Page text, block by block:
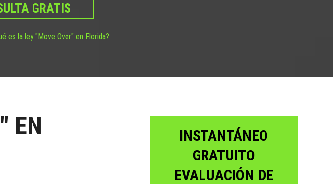
GRATIS
es la ley "Move Over" en Florida?
EN
INSTANTÁNEO
GRATUITO
EVALUACIÓN DE